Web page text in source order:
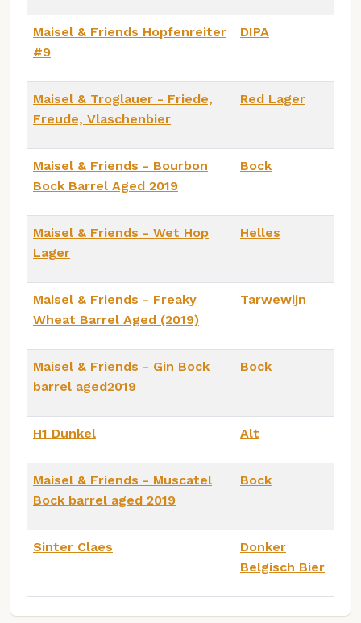
Maisel & Friends Hopfenreiter
#9
DIPA
Maisel & Troglauer - Friede,
Freude, Vlaschenbier
Red Lager
Maisel & Friends - Bourbon
Bock Barrel Aged 2019
Bock
Maisel & Friends - Wet Hop
Lager
Helles
Maisel & Friends - Freaky
Wheat Barrel Aged (2019)
Tarwewijn
Maisel & Friends - Gin Bock
barrel aged2019
Bock
H1 Dunkel Alt
Maisel & Friends - Muscatel
Bock barrel aged 2019
Bock
Sinter Claes
Donker
Belgisch Bier